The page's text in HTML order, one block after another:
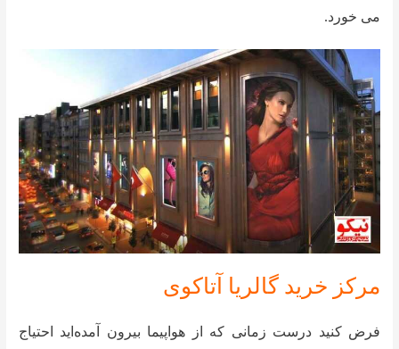
می خورد.
مرکز خرید گالریا آتاکوی
فرض کنید درست زمانی که از هواپیما بیرون آمده‌اید احتیاج